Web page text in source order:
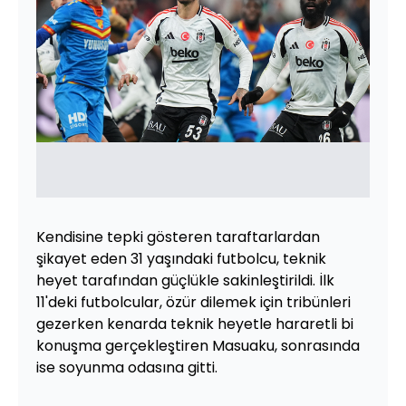
Kendisine tepki gösteren taraftarlardan
şikayet eden 31 yaşındaki futbolcu, teknik
heyet tarafından güçlükle sakinleştirildi. İlk
11'deki futbolcular, özür dilemek için tribünleri
gezerken kenarda teknik heyetle hararetli bi
konuşma gerçekleştiren Masuaku, sonrasında
ise soyunma odasına gitti.